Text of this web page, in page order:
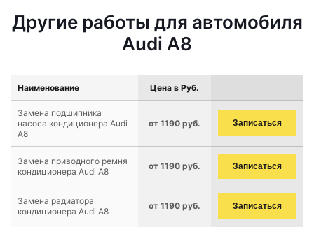
Другие работы для автомобиля
Audi A8
Наименование Цена в Руб.
Замена подшипника
насоса кондиционера Audi
A8
от 1190 руб. Записаться
Замена приводного ремня
кондиционера Audi A8
от 1190 руб. Записаться
Замена радиатора
кондиционера Audi A8
от 1190 руб. Записаться